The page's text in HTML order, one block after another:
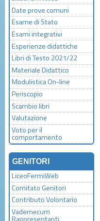
Date prove comuni
Esame di Stato
Esami integrativi
Esperienze didattiche
Libri di Testo 2021/22
Materiale Didattico
Modulistica On-line
Periscopio
Scambio libri
Valutazione
Voto per il
comportamento
GENITORI
LiceoFermiWeb
Comitato Genitori
Contributo Volontario
Vademecum